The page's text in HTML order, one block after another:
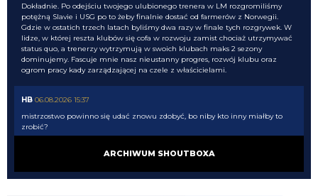
Dokładnie. Po odejściu twojego ulubionego trenera w LM rozgromiliśmy
potężną Slavie i USG po to żeby finalnie dostać od farmerów z Norwegii.
Gdzie w ostatich trzech latach byliśmy dwa razy w finale tych rozgrywek. W
lidze, w której reszta klubów się cofa w rozwoju zamist chociaż utrzymywać
status quo, a trenerzy wytrzymują w swoich klubach maks 2 sezony
dominujemy. Fascuje mnie nasz nieustanny progres, rozwój klubu oraz
ogrom pracy kady zarządzającej na czele z właścicielami.
HB 06.08.2026 15:37
mistrzostwo powinno się udać znowu zdobyć, bo niby kto inny miałby to
zrobić?
Inter we Włoszech jest silny słabością konkurencji
ARCHIWUM SHOUTBOXA